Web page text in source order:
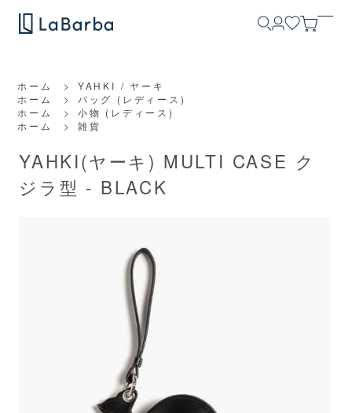
ホーム >
YAHKI / ヤーキ
ホーム
>
バッグ (レディース)
ホーム
>
小物 (レディース)
ホーム
> 雑貨
YAHKI(ヤーキ) MULTI CASE ク
ジラ型 - BLACK